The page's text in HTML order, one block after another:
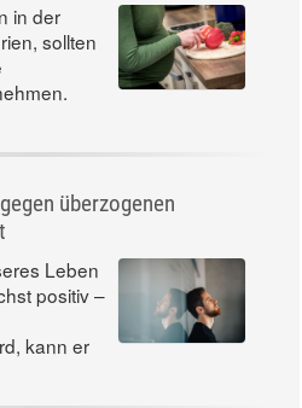
in der
sollten
überzogenen
Leben
positiv –
kann er